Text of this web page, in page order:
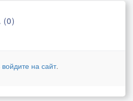
войдите на сайт.